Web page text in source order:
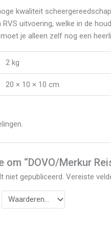
kwaliteit
uitvoering, welke in de
je alleen zelf nog een
2 kg
20 × 10 × 10 cm
om “DOVO/Merkur
niet gepubliceerd. Vereiste